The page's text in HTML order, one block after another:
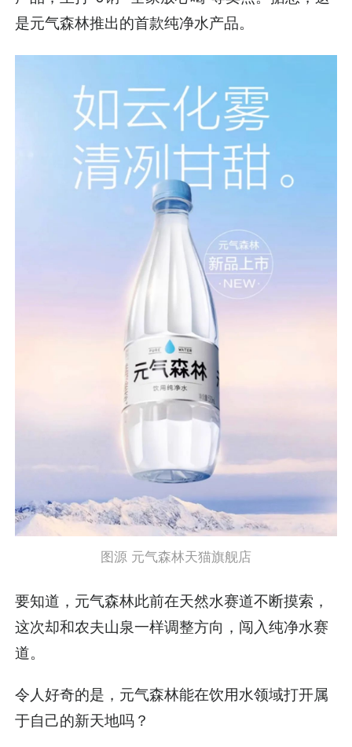
是元气森林推出的首款纯净水产品。
图源 元气森林天猫旗舰店
要知道，元气森林此前在天然水赛道不断摸索，
这次却和农夫山泉一样调整方向，闯入纯净水赛
道。
令人好奇的是，元气森林能在饮用水领域打开属
于自己的新天地吗？